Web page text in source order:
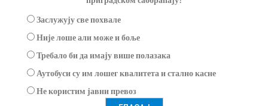
Заслужују све похвале
Није лоше али може и боље
Требало би да имају више полазака
Аутобуси су им лошег квалитета и стално касне
Не користим јавни превоз